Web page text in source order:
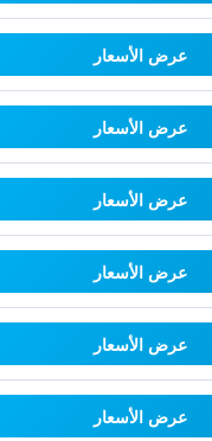
عرض الأسعار
عرض الأسعار
عرض الأسعار
عرض الأسعار
عرض الأسعار
عرض الأسعار